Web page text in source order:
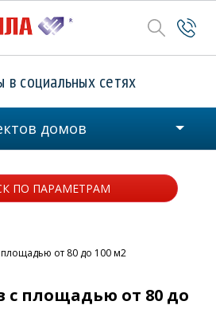
социальных сетях
домов
ПО ПАРАМЕТРАМ
от 80 до 100 м2
с площадью от 80 до